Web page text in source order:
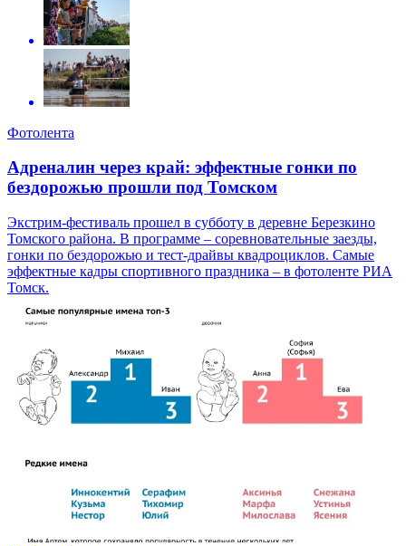
Фотолента
Адреналин через край: эффектные гонки по
бездорожью прошли под Томском
Экстрим-фестиваль прошел в субботу в деревне Березкино
Томского района. В программе – соревновательные заезды,
гонки по бездорожью и тест-драйвы квадроциклов. Самые
эффектные кадры спортивного праздника – в фотоленте РИА
Томск.